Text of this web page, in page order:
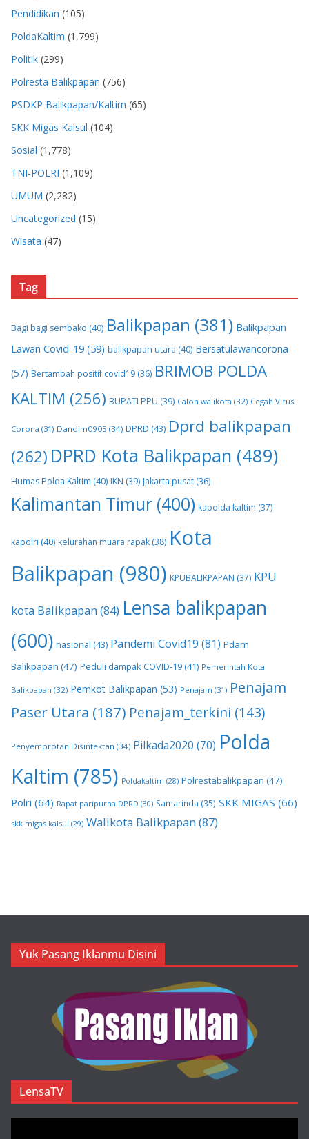
Pendidikan (105)
PoldaKaltim (1,799)
Politik (299)
Polresta Balikpapan (756)
PSDKP Balikpapan/Kaltim (65)
SKK Migas Kalsul (104)
Sosial (1,778)
TNI-POLRI (1,109)
UMUM (2,282)
Uncategorized (15)
Wisata (47)
Tag
Bagi bagi sembako (40) Balikpapan (381) Balikpapan
Lawan Covid-19 (59) balikpapan utara (40) Bersatulawancorona
(57) Bertambah positif covid19 (36) BRIMOB POLDA
KALTIM (256) BUPATI PPU (39) Calon walikota (32) Cegah Virus
Corona (31) Dandim0905 (34) DPRD (43) Dprd balikpapan
(262) DPRD Kota Balikpapan (489)
Humas Polda Kaltim (40) IKN (39) Jakarta pusat (36)
Kalimantan Timur (400) kapolda kaltim (37)
kapolri (40) kelurahan muara rapak (38) Kota
Balikpapan (980) KPUBALIKPAPAN (37) KPU
kota Balikpapan (84) Lensa balikpapan
(600) nasional (43) Pandemi Covid19 (81) Pdam
Balikpapan (47) Peduli dampak COVID-19 (41) Pemerintah Kota
Balikpapan (32) Pemkot Balikpapan (53) Penajam (31) Penajam
Paser Utara (187) Penajam_terkini (143)
Penyemprotan Disinfektan (34) Pilkada2020 (70) Polda
Kaltim (785) Poldakaltim (28) Polrestabalikpapan (47)
Polri (64) Rapat paripurna DPRD (30) Samarinda (35) SKK MIGAS (66)
skk migas kalsul (29) Walikota Balikpapan (87)
Yuk Pasang Iklanmu Disini
LensaTV